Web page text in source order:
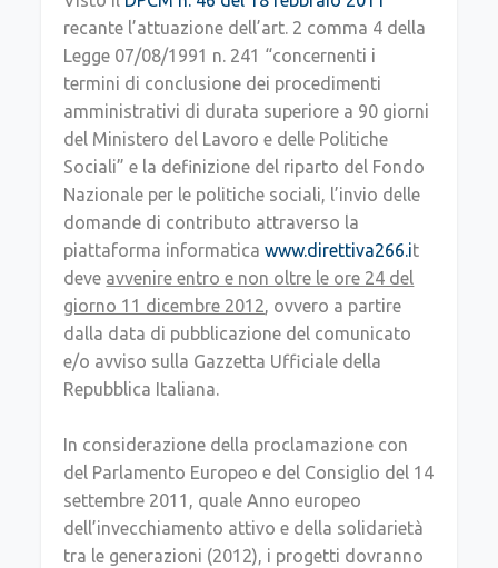
recante l’attuazione dell’art. 2 comma 4 della
Legge 07/08/1991 n. 241 “concernenti i
termini di conclusione dei procedimenti
amministrativi di durata superiore a 90 giorni
del Ministero del Lavoro e delle Politiche
Sociali” e la definizione del riparto del Fondo
Nazionale per le politiche sociali, l’invio delle
domande di contributo attraverso la
piattaforma informaticawww.direttiva266.it
deve avvenire entro e non oltre le ore 24 del
giorno 11 dicembre 2012, ovvero a partire
dalla data di pubblicazione del comunicato
e/o avviso sulla Gazzetta Ufficiale della
Repubblica Italiana.
In considerazione della proclamazione con
del Parlamento Europeo e del Consiglio del 14
settembre 2011, quale Anno europeo
dell’invecchiamento attivo e della solidarietà
tra le generazioni (2012), i progetti dovranno